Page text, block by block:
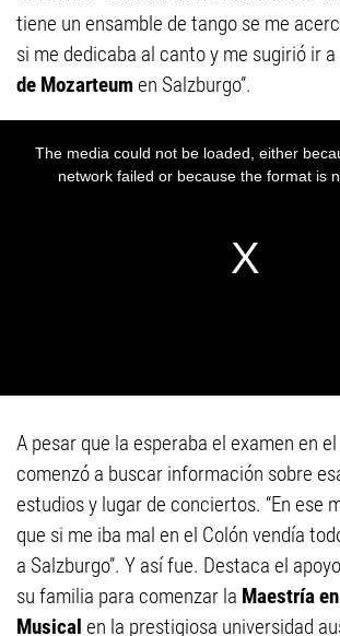
tiene un ensamble de tango se me
si me dedicaba al canto y me sugirió ir a
de Mozarteumen Salzburgo”.
A pesar que la esperaba el examen en
comenzó a buscar información sobre
estudios y lugar de conciertos. “En ese
que si me iba mal en el Colón vendía
a Salzburgo”. Y así fue. Destaca el
su familia para comenzar la Maestría
Musical en la prestigiosa universidad